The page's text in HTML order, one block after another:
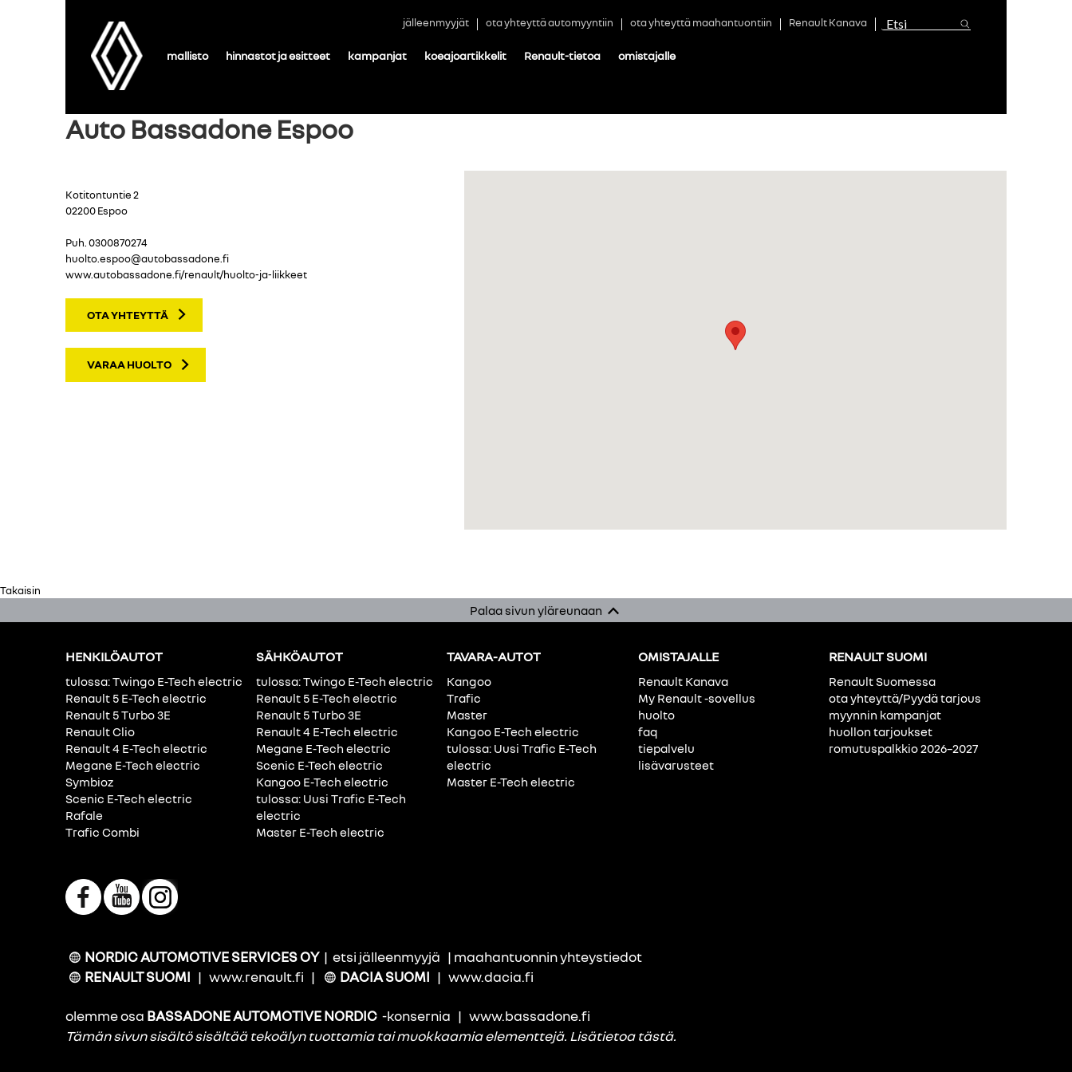
jälleenmyyjät ota yhteyttä automyyntiin ota yhteyttä maahantuontiin Renault Kanava
mallisto hinnastot ja esitteet kampanjat koeajoartikkelit Renault-tietoa omistajalle
Auto Bassadone Espoo
Kotitontuntie 2
02200 Espoo
Puh.0300870274
huolto.espoo@autobassadone.fi
www.autobassadone.fi/renault/huolto-ja-liikkeet
OTA YHTEYTTÄ
VARAA HUOLTO
Takaisin
Palaa sivun yläreunaan
HENKILÖAUTOT
tulossa: Twingo E-Tech electric
Renault 5 E-Tech electric
Renault 5 Turbo 3E
Renault Clio
Renault 4 E-Tech electric
Megane E-Tech electric
Symbioz
Scenic E-Tech electric
Rafale
Trafic Combi
SÄHKÖAUTOT
tulossa: Twingo E-Tech electric
Renault 5 E-Tech electric
Renault 5 Turbo 3E
Renault 4 E-Tech electric
Megane E-Tech electric
Scenic E-Tech electric
Kangoo E-Tech electric
tulossa: Uusi Trafic E-Tech
electric
Master E-Tech electric
TAVARA-AUTOT
Kangoo
Trafic
Master
Kangoo E-Tech electric
tulossa: Uusi Trafic E-Tech
electric
Master E-Tech electric
OMISTAJALLE
Renault Kanava
My Renault -sovellus
huolto
faq
tiepalvelu
lisävarusteet
RENAULT SUOMI
Renault Suomessa
ota yhteyttä/Pyydä tarjous
myynnin kampanjat
huollon tarjoukset
romutuspalkkio 2026–2027
NORDIC AUTOMOTIVE SERVICES OY | etsi jälleenmyyjä | maahantuonnin yhteystiedot
RENAULT SUOMI | www.renault.fi | DACIA SUOMI | www.dacia.fi
olemme osa BASSADONE AUTOMOTIVE NORDIC -konsernia | www.bassadone.fi
Tämän sivun sisältö sisältää tekoälyn tuottamia tai muokkaamia elementtejä. Lisätietoa tästä.